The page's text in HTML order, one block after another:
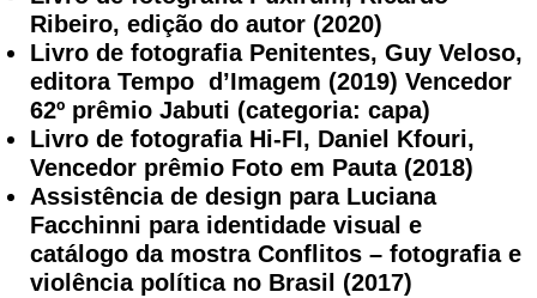
Ribeiro, edição do autor (2020)
Livro de fotografia Penitentes, Guy Veloso,
editora Tempo d’Imagem (2019) Vencedor
62º prêmio Jabuti (categoria: capa)
Livro de fotografia Hi-FI, Daniel Kfouri,
Vencedor prêmio Foto em Pauta (2018)
Assistência de design para Luciana
Facchinni para identidade visual e
catálogo da mostra Conflitos – fotografia e
violência política no Brasil (2017)